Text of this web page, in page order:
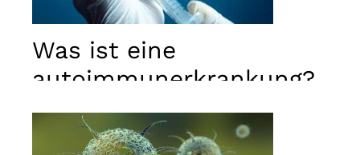
Was ist eine
autoimmunerkrankung?